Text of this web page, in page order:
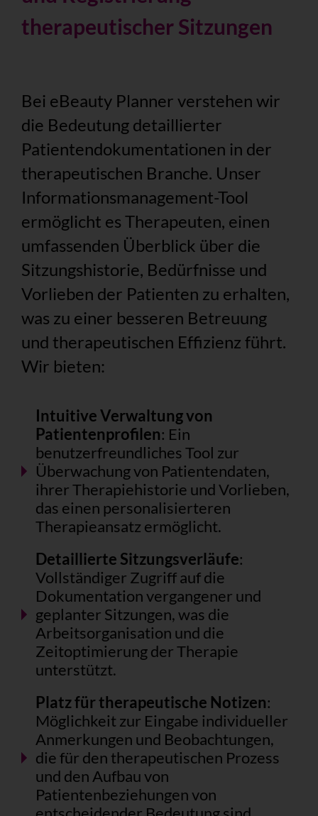
therapeutischer Sitzungen
Bei eBeauty Planner verstehen wir
die Bedeutung detaillierter
Patientendokumentationen in der
therapeutischen Branche. Unser
Informationsmanagement-Tool
ermöglicht es Therapeuten, einen
umfassenden Überblick über die
Sitzungshistorie, Bedürfnisse und
Vorlieben der Patienten zu erhalten,
was zu einer besseren Betreuung
und therapeutischen Effizienz führt.
Wir bieten:
Intuitive Verwaltung von
Patientenprofilen: Ein
benutzerfreundliches Tool zur
Überwachung von Patientendaten,
ihrer Therapiehistorie und Vorlieben,
das einen personalisierteren
Therapieansatz ermöglicht.
Detaillierte Sitzungsverläufe:
Vollständiger Zugriff auf die
Dokumentation vergangener und
geplanter Sitzungen, was die
Arbeitsorganisation und die
Zeitoptimierung der Therapie
unterstützt.
Platz für therapeutische Notizen:
Möglichkeit zur Eingabe individueller
Anmerkungen und Beobachtungen,
die für den therapeutischen Prozess
und den Aufbau von
Patientenbeziehungen von